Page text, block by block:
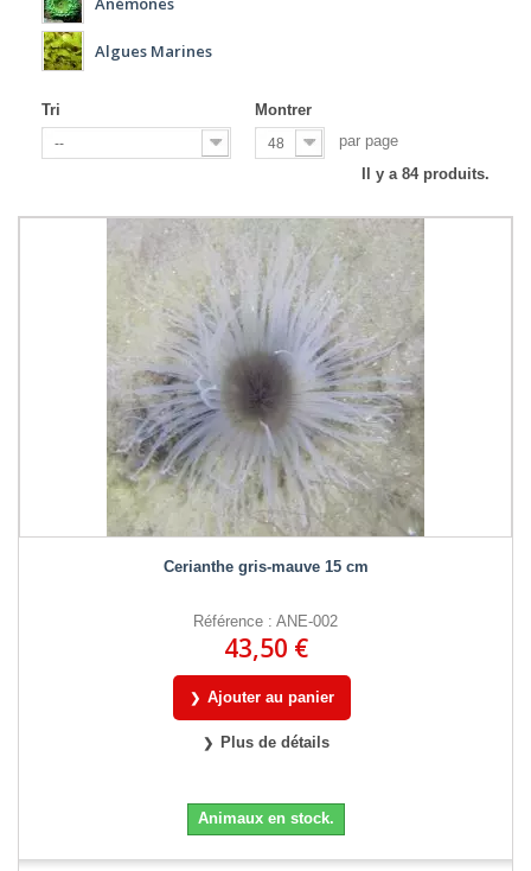
Algues Marines
Tri
--
Montrer
48
par page
Il y a 84 produits.
Cerianthe gris-mauve 15 cm
Référence : ANE-002
43,50 €
Ajouter au panier
Plus de détails
Animaux en stock.